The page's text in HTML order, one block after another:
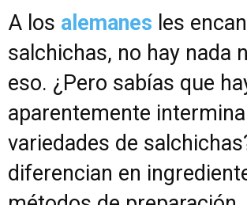
A los alemanes les
salchichas, no hay nada
eso. ¿Pero sabías que
aparentemente
variedades de
diferencian en